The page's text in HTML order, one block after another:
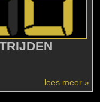
lees meer »